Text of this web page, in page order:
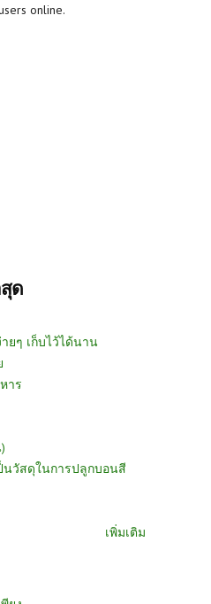
online.
ด
ยๆ เก็บไว้ได้นาน
าร
นวัสดุในการปลูกบอนสี
เพิ่มเติม